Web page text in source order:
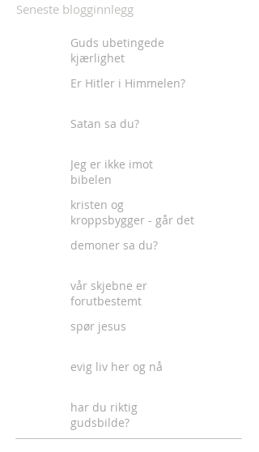
Seneste blogginnlegg
Guds ubetingede
kjærlighet
Er Hitler i Himmelen?
Satan sa du?
Jeg er ikke imot
bibelen
kristen og
kroppsbygger - går det
demoner sa du?
vår skjebne er
forutbestemt
spør jesus
evig liv her og nå
har du riktig
gudsbilde?